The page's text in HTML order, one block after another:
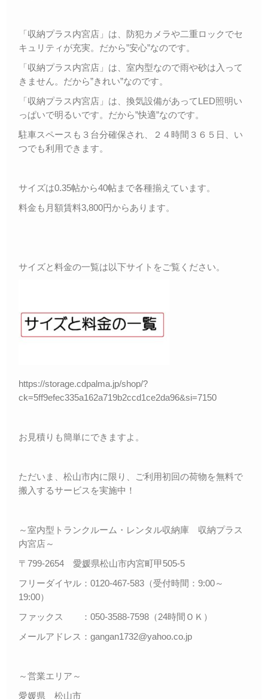
「収納プラス内宮店」は、防犯カメラや二重ロックでセ
キュリティが充実。だから”安心”なのです。
「収納プラス内宮店」は、室内型なので雨や砂は入って
きません。だから”きれい”なのです。
「収納プラス内宮店」は、換気設備があってLED照明い
っぱいで明るいです。だから”快適”なのです。
駐車スペースも３台分確保され、２４時間３６５日、い
つでも利用できます。
サイズは0.35帖から40帖まで各種揃えています。
料金も月額賃料3,800円からあります。
サイズと料金の一覧は以下サイトをご覧ください。
https://storage.cdpalma.jp/shop/?
ck=5ff9efec335a162a719b2ccd1ce2da96&si=7150
お見積りも簡単にできますよ。
ただいま、松山市内に限り、ご利用初回の荷物を無料で
搬入するサービスを実施中！
～室内型トランクルーム・レンタル収納庫 収納プラス
内宮店～
〒799-2654 愛媛県松山市内宮町甲505-5
フリーダイヤル：0120-467-583（受付時間：9:00～
19:00）
ファックス ：050-3588-7598（24時間ＯＫ）
メールアドレス：gangan1732@yahoo.co.jp
～営業エリア～
愛媛県 松山市